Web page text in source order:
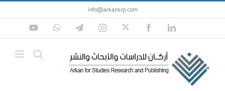
Skip
to
content
info@arkansrp.com
LinkedIn
Facebook
Twitter
Instagram
Telegram
WhatsApp
YouTube